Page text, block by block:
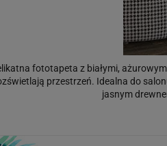
fototapeta z białymi,
przestrzeń. Idealna do
jasnym